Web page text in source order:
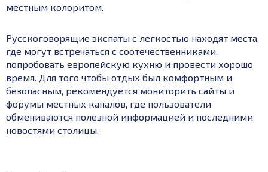
местным колоритом.
Русскоговорящие экспаты с легкостью находят места,
где могут встречаться с соотечественниками,
попробовать европейскую кухню и провести хорошо
время. Для того чтобы отдых был комфортным и
безопасным, рекомендуется мониторить сайты и
форумы местных каналов, где пользователи
обмениваются полезной информацией и последними
новостями столицы.